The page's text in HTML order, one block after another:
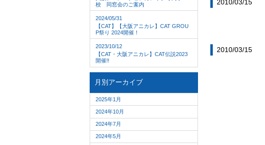
2010/03/15
2010/03/15
校 同窓会のご案内
2024/05/31
【CAT】【大阪アニカレ】CAT GROU
P祭り 2024開催！
2023/10/12
【CAT・大阪アニカレ】CAT伝説2023
開催!!
月別アーカイブ
2025年1月
2024年10月
2024年7月
2024年5月